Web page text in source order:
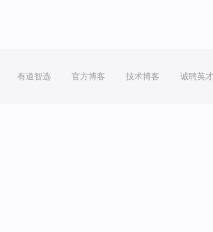
有道智选 官方博客 技术博客 诚聘英才